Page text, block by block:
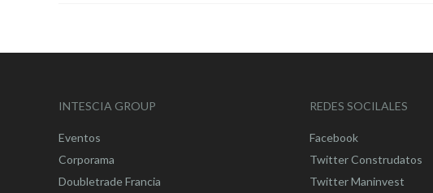
INTESCIA GROUP
Eventos
Corporama
Doubletrade Francia
REDES SOCILALES
Facebook
Twitter Construdatos
Twitter Maninvest